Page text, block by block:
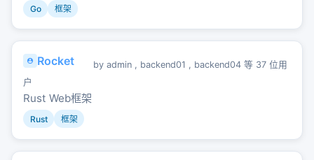
Go 框架
Rocket by admin , backend01 , backend04 等 37 位用
户
Rust Web框架
Rust 框架